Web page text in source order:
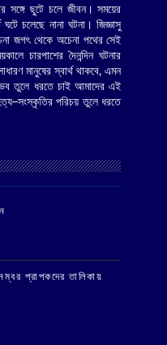
ছুটে চলে জীবন। সময়ের
চলেছে নানা ঘটনা। জিজ্ঞাসু
জগৎ থেকে অচেনা পথের সেই
চারপাশের দৈনন্দিন ঘটনার
মানুষের স্বার্থ থাকবে, এমন
তুলে ধরতে চাই আমাদের এই
পরিচয় তুলে ধরতে
প্রাপকদের তালিকায়